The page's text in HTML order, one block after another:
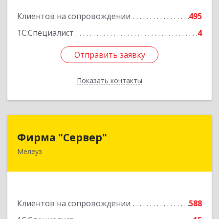
Клиентов на сопровождении
495
1С:Специалист
4
Отправить заявку
Показать контакты
Подробнее
Отправить заявку
Назад
Фирма "Сервер"
Мелеуз
Клиентов на сопровождении
588
453852, Башкортостан Респ, Мелеузовский р-н,